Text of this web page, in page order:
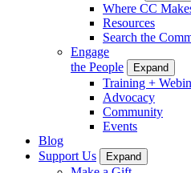
Where CC
Resources
Search the
Engage
the People
Expand
Training +
Advocacy
Community
Events
Blog
Support Us
Expand